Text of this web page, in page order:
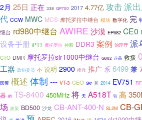
2月 25日 正在 338 GP700 2017 4.77亿 攻击派
代 CCW MWC MCS 摩托罗拉中继台 模块 数字化 完
继台 rd980中继台 AWIRE 沙漠 EP682 CE0
设备手册 iPTT 摩托罗拉 控股 DDR3 案例 治理厅 派
CTO DMR 摩托罗拉slr1000中继台 G882 正品 救援
工器 政协委员 小 说明 2900 搜救 推广 系 6499兼
民警 概述 体制 --- VT-3 CEO Skr 其 2014 EV751
器 的 TS-8400 450MHz 将 天 A518T 宅 高
场 政策 BD500 沙龙 CB-ANT-400-N SL2M CB-